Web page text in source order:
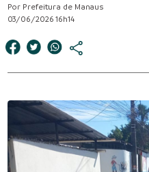
Por Prefeitura de Manaus
03/06/2026 16h14